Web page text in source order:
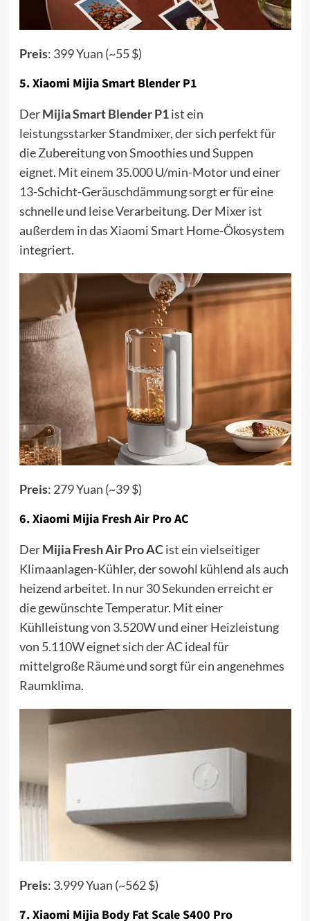
Preis: 399 Yuan (~55 $)
5.Xiaomi Mijia Smart Blender P1
DerMijia Smart Blender P1ist ein
leistungsstarker Standmixer, der sich perfekt für
die Zubereitung von Smoothies und Suppen
eignet. Mit einem 35.000 U/min-Motor und einer
13-Schicht-Geräuschdämmung sorgt er für eine
schnelle und leise Verarbeitung. Der Mixer ist
außerdem in das Xiaomi Smart Home-Ökosystem
integriert.
Preis: 279 Yuan (~39 $)
6.Xiaomi Mijia Fresh Air Pro AC
DerMijia Fresh Air Pro ACist ein vielseitiger
Klimaanlagen-Kühler, der sowohl kühlend als auch
heizend arbeitet. In nur 30 Sekunden erreicht er
die gewünschte Temperatur. Mit einer
Kühlleistung von 3.520W und einer Heizleistung
von 5.110W eignet sich der AC ideal für
mittelgroße Räume und sorgt für ein angenehmes
Raumklima.
Preis: 3.999 Yuan (~562 $)
7.Xiaomi Mijia Body Fat Scale S400 Pro